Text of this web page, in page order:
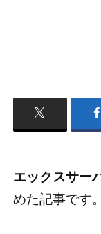
エックスサー
めた記事です